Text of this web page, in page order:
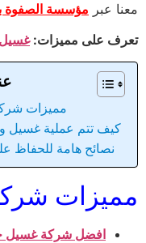
معنا عبر مؤسسة الصفوة
تعرف على مميزات:غسيل
مميزات
كيف تتم عملية غسيل
نصائح هامة للحفاظ
مميزات
افضل شركة غسيل